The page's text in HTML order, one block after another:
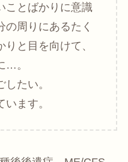
ことばかりに意識
の周りにあるたく
と目を向けて、
…。
たい。
ます。